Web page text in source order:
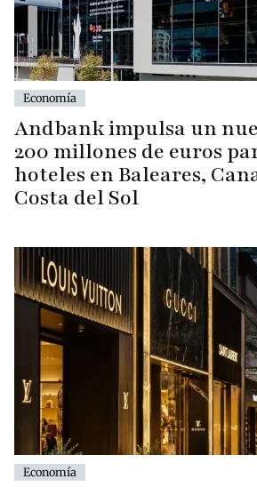
Economía
Andbank impulsa un
200 millones de euros
hoteles en Baleares,
Costa del Sol
Economía